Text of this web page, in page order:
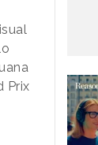
Prix